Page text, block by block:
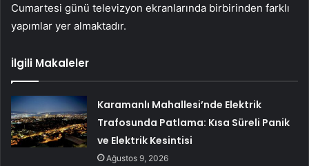
Cumartesi günü televizyon ekranlarında birbirinden farklı
yapımlar yer almaktadır.
İlgili Makaleler
Karamanlı Mahallesi’nde Elektrik
Trafosunda Patlama: Kısa Süreli Panik
ve Elektrik Kesintisi
Ağustos 9, 2026